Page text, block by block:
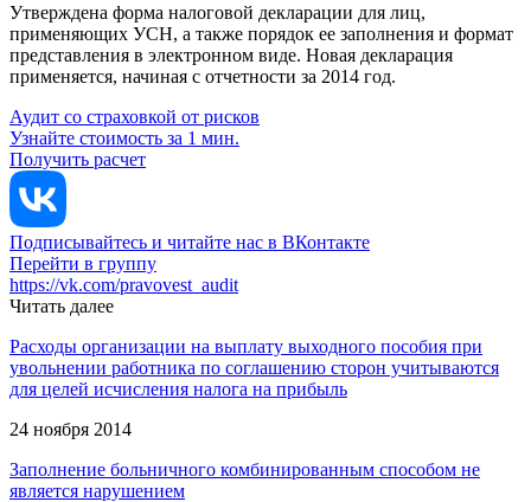
Утверждена форма налоговой декларации для лиц,
применяющих УСН, а также порядок ее заполнения и формат
представления в электронном виде. Новая декларация
применяется, начиная с отчетности за 2014 год.
Аудит со страховкой от рисков
Узнайте стоимость за 1 мин.
Получить расчет
Подписывайтесь и читайте нас в ВКонтакте
Перейти в группу
https://vk.com/pravovest_audit
Читать далее
Расходы организации на выплату выходного пособия при
увольнении работника по соглашению сторон учитываются
для целей исчисления налога на прибыль
24 ноября 2014
Заполнение больничного комбинированным способом не
является нарушением